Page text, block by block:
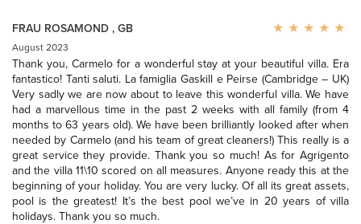
FRAU ROSAMOND , GB
August 2023
Thank you, Carmelo for a wonderful stay at your beautiful villa. Era
fantastico! Tanti saluti. La famiglia Gaskill e Peirse (Cambridge – UK)
Very sadly we are now about to leave this wonderful villa. We have
had a marvellous time in the past 2 weeks with all family (from 4
months to 63 years old). We have been brilliantly looked after when
needed by Carmelo (and his team of great cleaners!) This really is a
great service they provide. Thank you so much! As for Agrigento
and the villa 11\10 scored on all measures. Anyone ready this at the
beginning of your holiday. You are very lucky. Of all its great assets,
pool is the greatest! It’s the best pool we’ve in 20 years of villa
holidays. Thank you so much.